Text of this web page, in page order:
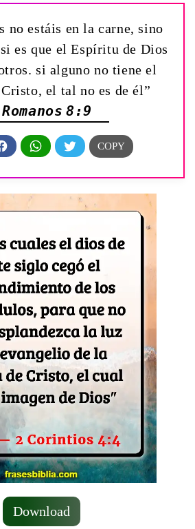
no estáis en la carne, sino
es que el Espíritu de Dios
si alguno no tiene el
el tal no es de él”
8:9
Download